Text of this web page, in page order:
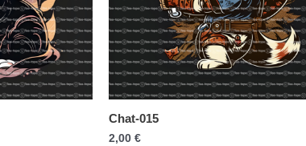
Chat-015
2,00 €